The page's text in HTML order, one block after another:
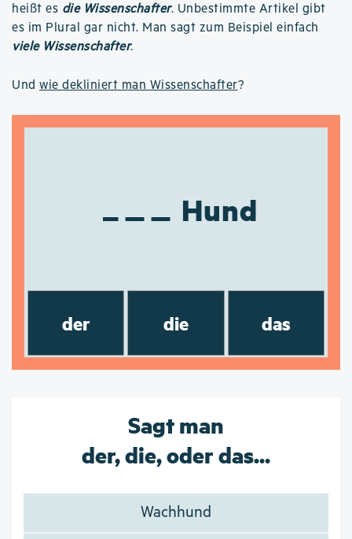
heißt es die Wissenschafter. Unbestimmte Artikel gibt
es im Plural gar nicht. Man sagt zum Beispiel einfach
viele Wissenschafter.
Und wie dekliniert man Wissenschafter?
Hund
der die das
Sagt man
der, die, oder das...
Wachhund